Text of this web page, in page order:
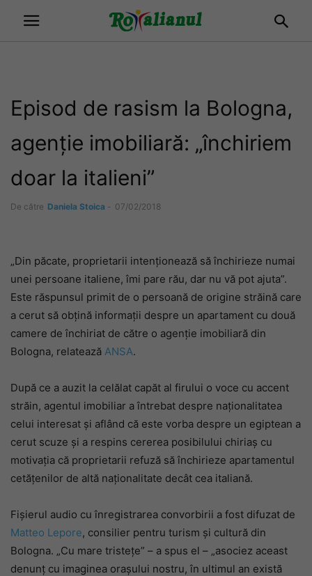
Episod de rasism la Bologna,
agenție imobiliară: „închiriem
doar la italieni”
De către Daniela Stoica - 07/02/2018
„Din păcate, proprietarii intenționează să închirieze numai
unei persoane italiene, îmi pare rău, dar nu vă pot ajuta”.
Este răspunsul primit de o persoană de origine străină care
a cerut să obțină informații despre un apartament cu două
camere de închiriat de către o agenție imobiliară din
Bologna, relatează ANSA.
După ce a auzit la celălat capăt al firului o voce cu accent
străin, agentul imobiliar a întrebat despre naționalitatea
celui interesat și aflând că este vorba despre un egiptean a
cerut scuze și a respins cererea posibilului chiriaș cu
motivația că proprietarii refuză să închirieze apartamentul
cetățenilor de altă naționalitate decât cea italiană.
Fișierul audio cu înregistrarea convorbirii a fost difuzat de
Matteo Lepore, consilier pentru turism și cultură din
Bologna. „Cu mare tristețe” – a spus el – „asociez aceast
denunț cu imaginea orașului nostru, în ultimul an există